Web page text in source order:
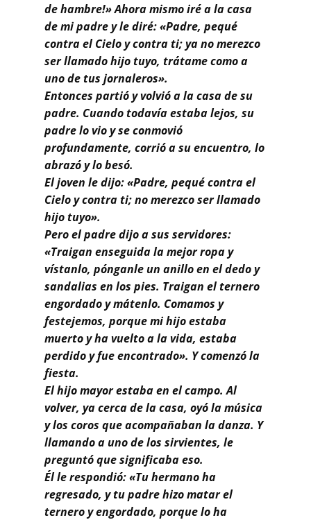
de hambre!» Ahora mismo iré a la casa
de mi padre y le diré: «Padre, pequé
contra el Cielo y contra ti; ya no merezco
ser llamado hijo tuyo, trátame como a
uno de tus jornaleros».
Entonces partió y volvió a la casa de su
padre. Cuando todavía estaba lejos, su
padre lo vio y se conmovió
profundamente, corrió a su encuentro, lo
abrazó y lo besó.
El joven le dijo: «Padre, pequé contra el
Cielo y contra ti; no merezco ser llamado
hijo tuyo».
Pero el padre dijo a sus servidores:
«Traigan enseguida la mejor ropa y
vístanlo, pónganle un anillo en el dedo y
sandalias en los pies. Traigan el ternero
engordado y mátenlo. Comamos y
festejemos, porque mi hijo estaba
muerto y ha vuelto a la vida, estaba
perdido y fue encontrado». Y comenzó la
fiesta.
El hijo mayor estaba en el campo. Al
volver, ya cerca de la casa, oyó la música
y los coros que acompañaban la danza. Y
llamando a uno de los sirvientes, le
preguntó que significaba eso.
Él le respondió: «Tu hermano ha
regresado, y tu padre hizo matar el
ternero y engordado, porque lo ha